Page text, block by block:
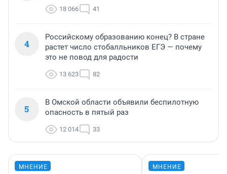
18 066 41
4
Российскому образованию конец? В стране
растет число стобалльников ЕГЭ — почему
это не повод для радости
13 623 82
5
В Омской области объявили беспилотную
опасность в пятый раз
12 014 33
МНЕНИЕ МНЕНИЕ